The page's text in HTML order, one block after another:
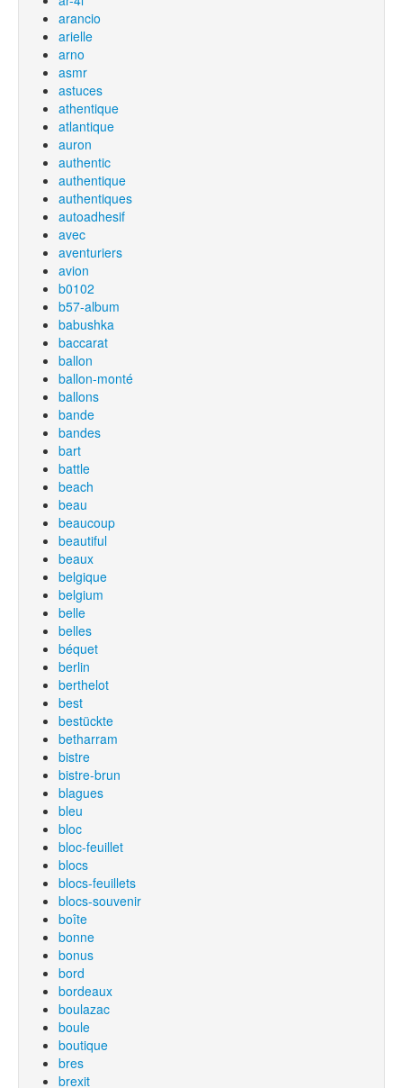
arancio
arielle
arno
asmr
astuces
athentique
atlantique
auron
authentic
authentique
authentiques
autoadhesif
avec
aventuriers
avion
b0102
b57-album
babushka
baccarat
ballon
ballon-monté
ballons
bande
bandes
bart
battle
beach
beau
beaucoup
beautiful
beaux
belgique
belgium
belle
belles
béquet
berlin
berthelot
best
bestückte
betharram
bistre
bistre-brun
blagues
bleu
bloc
bloc-feuillet
blocs
blocs-feuillets
blocs-souvenir
boîte
bonne
bonus
bord
bordeaux
boulazac
boule
boutique
bres
brexit